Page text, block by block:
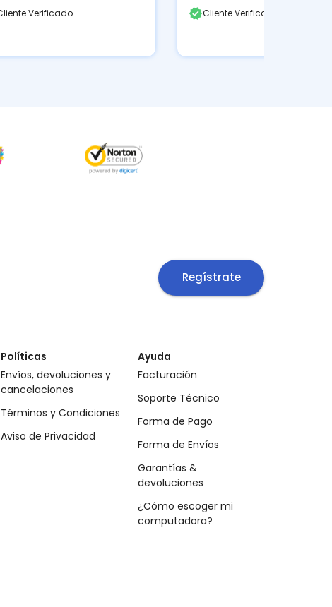
Cliente Verificado Cliente
Regístrate
Políticas
Envíos, devoluciones y
cancelaciones
Términos y Condiciones
Aviso de Privacidad
Ayuda
Facturación
Soporte Técnico
Forma de Pago
Forma de Envíos
Garantías &
devoluciones
¿Cómo escoger mi
computadora?